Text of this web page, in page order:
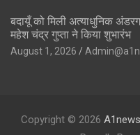
बदायूँ को मिली अत्याधुनिक
महेश चंद्र गुप्ता ने किया शुभारंभ
August 1, 2026
Copyright © 2026